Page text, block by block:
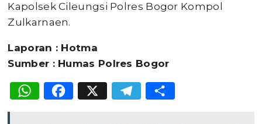
Kapolsek Cileungsi Polres Bogor Kompol
Zulkarnaen.
Laporan : Hotma
Sumber : Humas Polres Bogor
WhatsApp
Facebook
X Telegram